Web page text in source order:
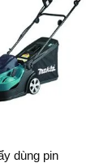
dùng pin